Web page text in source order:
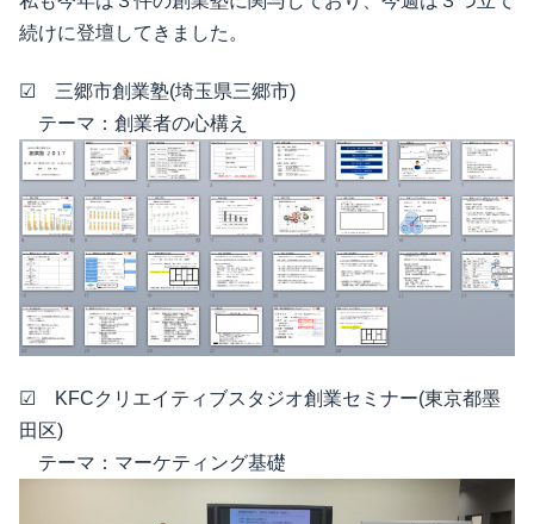
続けに登壇してきました。
☑ 三郷市創業塾(埼玉県三郷市)
テーマ：創業者の心構え
☑ KFCクリエイティブスタジオ創業セミナー(東京都墨
田区)
テーマ：マーケティング基礎